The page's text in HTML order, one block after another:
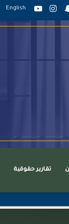
يوتيوب
انستقرام سناب
تشات
English
تقارير حقوقية